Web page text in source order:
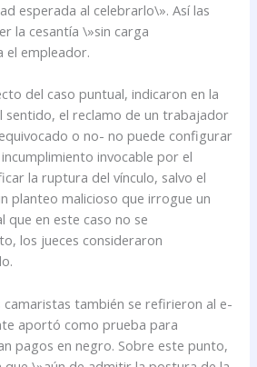
esperada al celebrarlo\». Así las
la cesantía \»sin carga
el empleador.
del caso puntual, indicaron en la
sentido, el reclamo de un trabajador
o no- no puede configurar
invocable por el
la ruptura del vínculo, salvo el
planteo malicioso que irrogue un
que en este caso no se
los jueces consideraron
camaristas también se refirieron al e-
aportó como prueba para
pagos en negro. Sobre este punto,